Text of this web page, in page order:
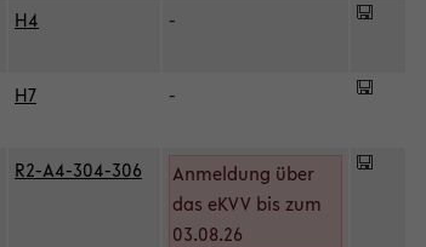
H4 -
H7 -
R2-A4-304-306
Anmeldung über
das eKVV bis zum
03.08.26